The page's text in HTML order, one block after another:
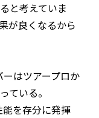
と考えていま
が良くなるから
はツアープロか
ている。
能を存分に発揮